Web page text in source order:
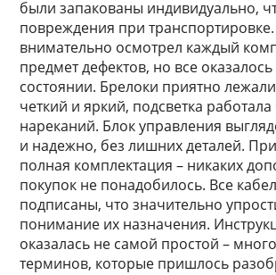
были запакованы индивидуально,
повреждения при
внимательно осмотрел каждый
предмет дефектов, но все
состоянии. Брелоки приятно
четкий и яркий, подсветка работала
нареканий. Блок управления
и надежно, без лишних деталей.
полная комплектация – никаких
покупок не понадобилось. Все
подписаны, что значительно
понимание их назначения.
оказалась не самой простой –
терминов, которые пришлось